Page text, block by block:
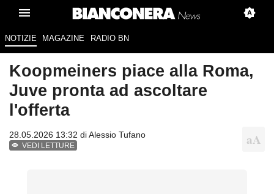
NOTIZIE MAGAZINE RADIO BN
Koopmeiners piace alla Roma,
Juve pronta ad ascoltare
l'offerta
28.05.2026 13:32 diAlessio Tufano
VEDI LETTURE